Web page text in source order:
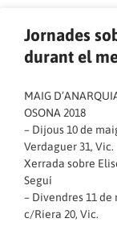
Jornades
durant el
MAIG
OSONA 2018
– Dijous 10 de
Verdaguer 31, Vic.
Xerrada sobre
Seguí
– Divendres 11 de
c/Riera 20, Vic.